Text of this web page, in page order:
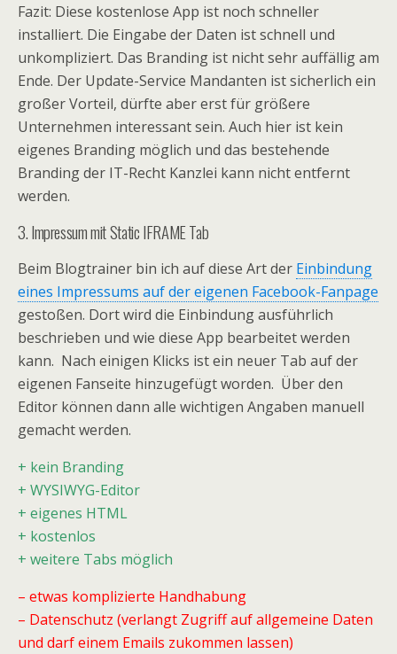
Fazit: Diese kostenlose App ist noch schneller
installiert. Die Eingabe der Daten ist schnell und
unkompliziert. Das Branding ist nicht sehr auffällig am
Ende. Der Update-Service Mandanten ist sicherlich ein
großer Vorteil, dürfte aber erst für größere
Unternehmen interessant sein. Auch hier ist kein
eigenes Branding möglich und das bestehende
Branding der IT-Recht Kanzlei kann nicht entfernt
werden.
3. Impressum mit Static IFRAME Tab
Beim Blogtrainer bin ich auf diese Art der Einbindung
eines Impressums auf der eigenen Facebook-Fanpage
gestoßen. Dort wird die Einbindung ausführlich
beschrieben und wie diese App bearbeitet werden
kann. Nach einigen Klicks ist ein neuer Tab auf der
eigenen Fanseite hinzugefügt worden. Über den
Editor können dann alle wichtigen Angaben manuell
gemacht werden.
+ kein Branding
+ WYSIWYG-Editor
+ eigenes HTML
+ kostenlos
+ weitere Tabs möglich
– etwas komplizierte Handhabung
– Datenschutz (verlangt Zugriff auf allgemeine Daten
und darf einem Emails zukommen lassen)